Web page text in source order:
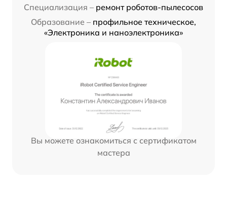
Специализация – ремонт роботов-пылесосов
Образование – профильное техническое,
«Электроника и наноэлектроника»
Вы можете ознакомиться с сертификатом
мастера